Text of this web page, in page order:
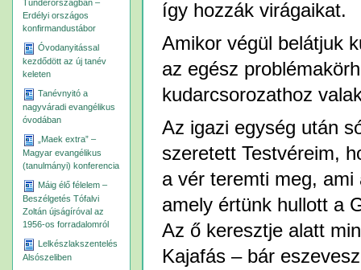
Tündérországban –
Erdélyi országos
konfirmandustábor
Óvodanyitással
kezdődött az új tanév
keleten
Tanévnyitó a
nagyváradi evangélikus
óvodában
„Maek extra” –
Magyar evangélikus
(tanulmányi) konferencia
Máig élő félelem –
Beszélgetés Tófalvi
Zoltán újságíróval az
1956-os forradalomról
Lelkészlakszentelés
Alsószeliben
így hozzák virágaikat.
Amikor végül belátjuk
az egész
kudarcsorozathoz
Az igazi egység után
szeretett Testvéreim,
a vér teremti meg,
amely értünk hullott a
Az ő keresztje alatt
Kajafás – bár